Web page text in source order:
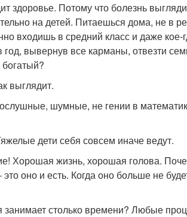
здоровье. Потому что болезнь
на детей. Питаешься дома, не в
входишь в средний класс и даже кое-
вывернув все карманы, отвезти
выглядит.
шумные, не гении в
дети себя совсем иначе ведут.
Хорошая жизнь, хорошая голова.
оно и есть. Когда оно больше не
столько времени? Любые